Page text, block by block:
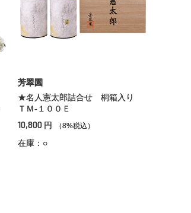
芳翠園
★名人憲太郎詰合せ 桐箱入り
ＴＭ‐１００Ｅ
10,800 円 （8%税込）
在庫：○